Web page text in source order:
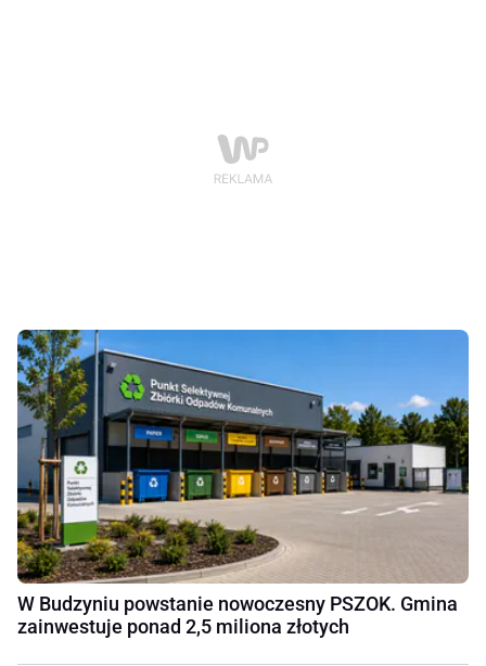
W Budzyniu powstanie nowoczesny PSZOK. Gmina
zainwestuje ponad 2,5 miliona złotych